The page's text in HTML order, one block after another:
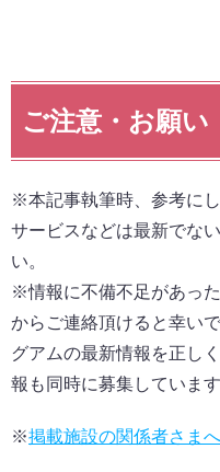
ご注意・お願い
※本記事執筆時、参考に
サービスなどは最新でな
い。
※情報に不備不足があっ
からご連絡頂けると幸いで
グアムの最新情報を正し
報も同時に募集しています
※掲載施設の関係者さま